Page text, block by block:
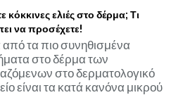
κόκκινες ελιές στο δέρμα; Τι
να προσέχετε!
τα πιο συνηθισμένα
στο δέρμα των
στο δερματολογικό
είναι τα κατά κανόνα μικρού